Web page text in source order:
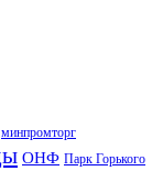
минпромторг
ОНФ Парк Горького